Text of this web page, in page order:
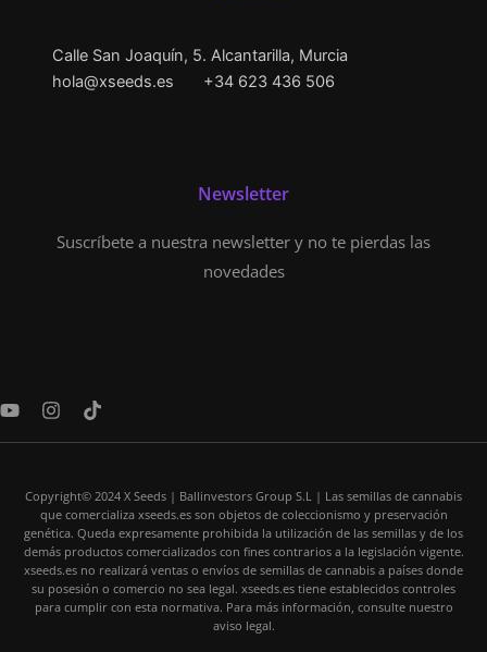
Calle San Joaquín, 5. Alcantarilla, Murcia
hola@xseeds.es
+34 623 436 506
Newsletter
Suscríbete a nuestra newsletter y no te pierdas las
novedades
Y
u
I
s
g
r
a
m
T
k
o
k
Copyright© 2024 X Seeds | Ballinvestors Group S.L | Las semillas de cannabis
que comercializa xseeds.es son objetos de coleccionismo y preservación
genética. Queda expresamente prohibida la utilización de las semillas y de los
demás productos comercializados con fines contrarios a la legislación vigente.
xseeds.es no realizará ventas o envíos de semillas de cannabis a países donde
su posesión o comercio no sea legal. xseeds.es tiene establecidos controles
para cumplir con esta normativa. Para más información, consulte nuestro
aviso legal.